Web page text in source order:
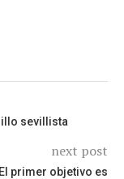
sevillista
next post
primer objetivo es